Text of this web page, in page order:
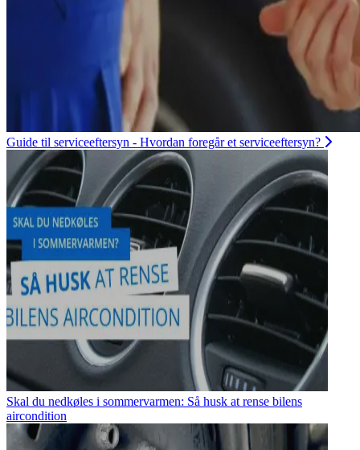
Guide til serviceeftersyn - Hvordan foregår et serviceeftersyn?
Skal du nedkøles i sommervarmen: Så husk at rense bilens
aircondition